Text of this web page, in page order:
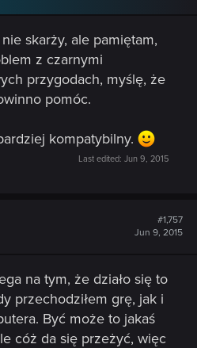
skarży, ale pamiętam,
z czarnymi
przygodach, myślę, że
pomóc.
kompatybilny.
Last edited: Jun 9, 2015
#1,757
Jun 9, 2015
na tym, że działo się to
przechodziłem grę, jak i
Być może to jakaś
cóż da się przeżyć, więc